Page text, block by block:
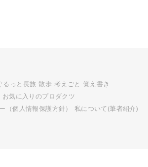
るっと長旅 散歩 考えごと 覚え書き
お気に入りのプロダクツ
（個人情報保護方針）
私について(筆者紹介)